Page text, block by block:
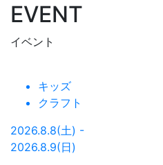
EVENT
イベント
キッズ
クラフト
2026.8.8(土) -
2026.8.9(日)